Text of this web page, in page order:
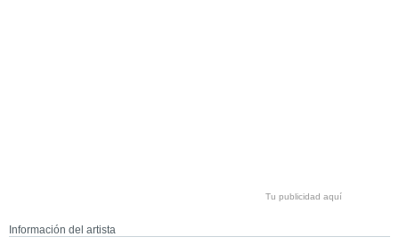
Tu publicidad aquí
Información del artista